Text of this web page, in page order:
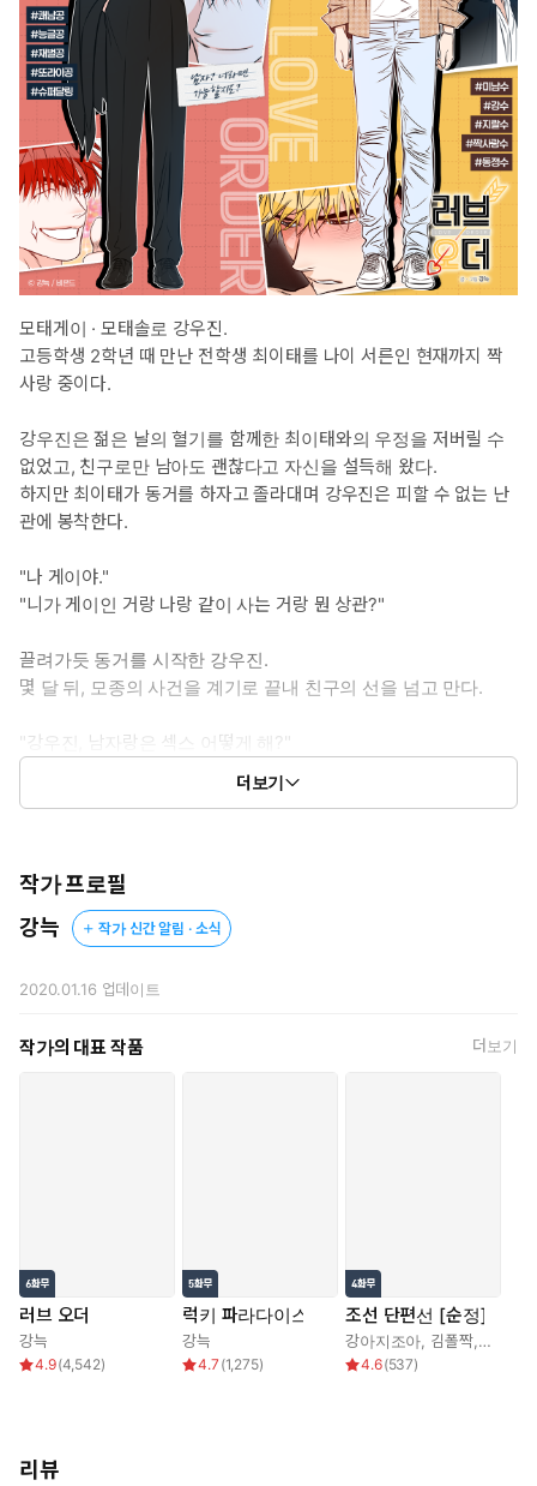
모태게이 · 모태솔로 강우진.
고등학생 2학년 때 만난 전학생 최이태를 나이 서른인 현재까지 짝
사랑 중이다.
강우진은 젊은 날의 혈기를 함께한 최이태와의 우정을 저버릴 수
없었고, 친구로만 남아도 괜찮다고 자신을 설득해 왔다.
하지만 최이태가 동거를 하자고 졸라대며 강우진은 피할 수 없는 난
관에 봉착한다.
"나 게이야."
"니가 게이인 거랑 나랑 같이 사는 거랑 뭔 상관?"
끌려가듯 동거를 시작한 강우진.
몇 달 뒤, 모종의 사건을 계기로 끝내 친구의 선을 넘고 만다.
"강우진, 남자랑은 섹스 어떻게 해?"
13년의 짝사랑이었다.
우린 대체 무슨 사이가 되는 걸까?
*5,15,25 연재
더보기
작가 프로필
강늑
작가 신간 알림 · 소식
2020.01.16 업데이트
작가의 대표 작품 더보기
러브 오더
강늑
4.9(4,542)
럭키 파라다이스
강늑
4.7 (1,275)
조선 단편선 [순정]
강아지조아 김폴짝, 강늑
4.6(537)
리뷰